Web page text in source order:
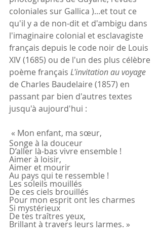
coloniales sur Gallica )...et tout ce
qu'il y a de non-dit et d'ambigu dans
l'imaginaire colonial et esclavagiste
français depuis le code noir de Louis
XIV (1685) ou de l'un des plus célèbre
poème français L'invitation au voyage
de Charles Baudelaire (1857) en
passant par bien d'autres textes
jusqu'à aujourd'hui :
« Mon enfant, ma sœur,
Songe à la douceur
D’aller là-bas vivre ensemble !
Aimer à loisir,
Aimer et mourir
Au pays qui te ressemble !
Les soleils mouillés
De ces ciels brouillés
Pour mon esprit ont les charmes
Si mystérieux
De tes traîtres yeux,
Brillant à travers leurs larmes. »